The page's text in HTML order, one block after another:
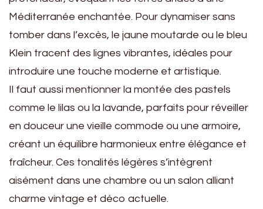
Méditerranée enchantée. Pour dynamiser sans
tomber dans l’excès, le jaune moutarde ou le bleu
Klein tracent des lignes vibrantes, idéales pour
introduire une touche moderne et artistique.
Il faut aussi mentionner la montée des pastels
comme le lilas ou la lavande, parfaits pour réveiller
en douceur une vieille commode ou une armoire,
créant un équilibre harmonieux entre élégance et
fraîcheur. Ces tonalités légères s’intègrent
aisément dans une chambre ou un salon alliant
charme vintage et déco actuelle.